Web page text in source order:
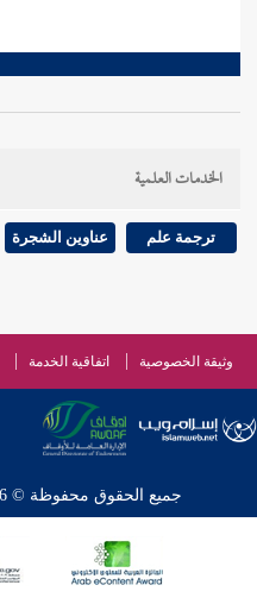
الخدمات العلمية
ترجمة علم عناوين الشجرة
وثيقة الخصوصية اتفاقية الخدمة
جميع الحقوق محفوظة © 2026 - 1998 لشبكة إسلام ويب